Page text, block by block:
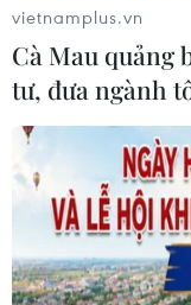
vietnamplus.vn
Cà Mau quảng
tư, đưa ngành